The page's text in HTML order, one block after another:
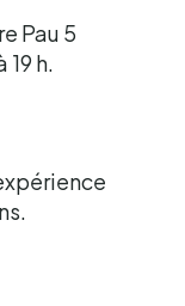
Pau 5
h.